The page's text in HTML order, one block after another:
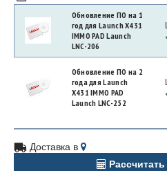
Обновление ПО на 1
год для Launch X431
IMMO PAD Launch
LNC-206
Обновление ПО на 2
года для Launch
X431 IMMO PAD
Launch LNC-252
Доставка в